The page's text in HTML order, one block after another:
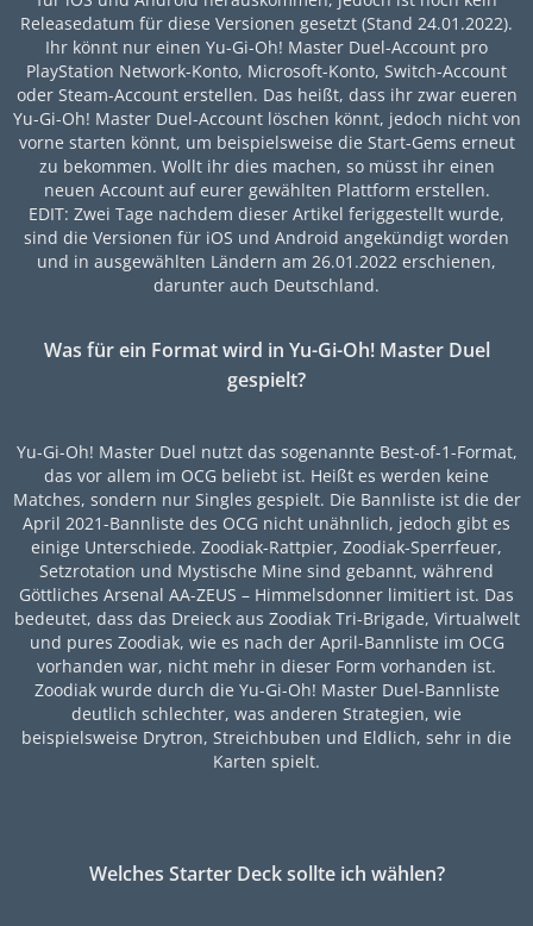
Releasedatum für diese Versionen gesetzt (Stand 24.01.2022).
Ihr könnt nur einen Yu-Gi-Oh! Master Duel-Account pro
PlayStation Network-Konto, Microsoft-Konto, Switch-Account
oder Steam-Account erstellen. Das heißt, dass ihr zwar eueren
Yu-Gi-Oh! Master Duel-Account löschen könnt, jedoch nicht von
vorne starten könnt, um beispielsweise die Start-Gems erneut
zu bekommen. Wollt ihr dies machen, so müsst ihr einen
neuen Account auf eurer gewählten Plattform erstellen.
EDIT: Zwei Tage nachdem dieser Artikel feriggestellt wurde,
sind die Versionen für iOS und Android angekündigt worden
und in ausgewählten Ländern am 26.01.2022 erschienen,
darunter auch Deutschland.
Was für ein Format wird in Yu-Gi-Oh! Master Duel
gespielt?
Yu-Gi-Oh! Master Duel nutzt das sogenannte Best-of-1-Format,
das vor allem im OCG beliebt ist. Heißt es werden keine
Matches, sondern nur Singles gespielt. Die Bannliste ist die der
April 2021-Bannliste des OCG nicht unähnlich, jedoch gibt es
einige Unterschiede. Zoodiak-Rattpier, Zoodiak-Sperrfeuer,
Setzrotation und Mystische Mine sind gebannt, während
Göttliches Arsenal AA-ZEUS – Himmelsdonner limitiert ist. Das
bedeutet, dass das Dreieck aus Zoodiak Tri-Brigade, Virtualwelt
und pures Zoodiak, wie es nach der April-Bannliste im OCG
vorhanden war, nicht mehr in dieser Form vorhanden ist.
Zoodiak wurde durch die Yu-Gi-Oh! Master Duel-Bannliste
deutlich schlechter, was anderen Strategien, wie
beispielsweise Drytron, Streichbuben und Eldlich, sehr in die
Karten spielt.
Welches Starter Deck sollte ich wählen?